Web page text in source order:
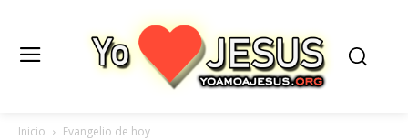
Inicio Evangelio de hoy